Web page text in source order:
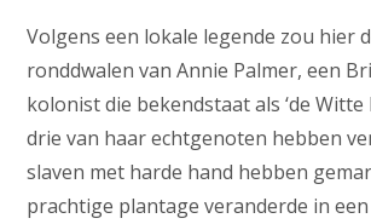
Volgens een lokale legende zou hier
ronddwalen van Annie Palmer, een
kolonist die bekendstaat als ‘de Witte
drie van haar echtgenoten hebben
slaven met harde hand hebben
prachtige plantage veranderde in een